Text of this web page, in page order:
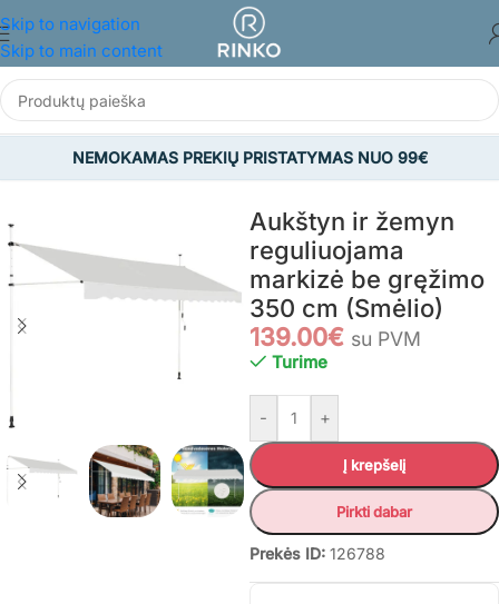
Skip to navigation
Skip to main content
NEMOKAMAS PREKIŲ PRISTATYMAS NUO 99€
SODAS/Markizės
Aukštyn ir žemyn
reguliuojama
markizė be gręžimo
350 cm (Smėlio)
139.00€ su PVM
Turime
- +
Į krepšelį
Pirkti dabar
Prekės ID: 126788